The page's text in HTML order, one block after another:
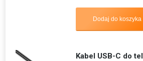
5.00
Dodaj do koszyka
Kabel USB-C do